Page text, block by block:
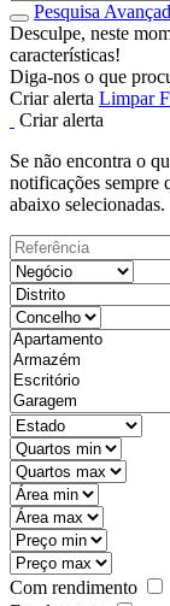
Pesquisa
Desculpe, neste
características!
Diga-nos o que
Criar alerta Limpar
Criar alerta
Se não encontra o
notificações sempre
abaixo selecionadas.
Com rendimento